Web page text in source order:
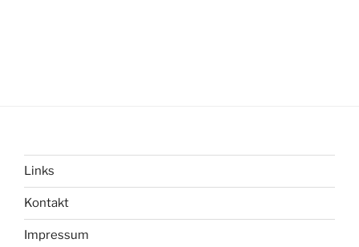
Links
Kontakt
Impressum